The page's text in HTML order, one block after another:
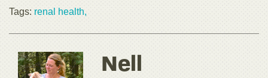
Tags: renal health,
Nell